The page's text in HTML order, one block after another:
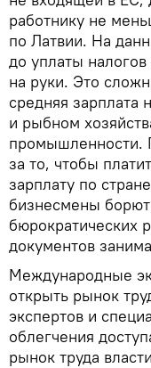
работнику не
по Латвии. На
до уплаты
на руки. Это
средняя зарплата
и рыбном
промышленности.
за то, чтобы
зарплату по
бизнесмены
бюрократических
документов
Международные
открыть рынок
экспертов и
облегчения
рынок труда